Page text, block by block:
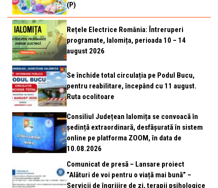
(P)
Rețele Electrice România: Întreruperi
programate, Ialomița, perioada 10 – 14
august 2026
Se închide total circulația pe Podul Bucu,
pentru reabilitare, începând cu 11 august.
Ruta ocolitoare
Consiliul Județean Ialomița se convoacă în
ședință extraordinară, desfășurată în sistem
online pe platforma ZOOM, în data de
10.08.2026
Comunicat de presă – Lansare proiect
”Alături de voi pentru o viață mai bună” –
Servicii de îngrijire de zi, terapii psihologice